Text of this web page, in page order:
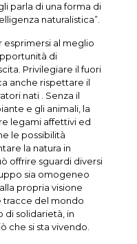
parla di una forma di
naturalistica”.
esprimersi al meglio
di
Privilegiare il fuori
anche rispettare il
nati . Senza il
e gli animali, la
legami affettivi ed
le possibilità
la natura in
offrire sguardi diversi
sia omogeneo
propria visione
tracce del mondo
di solidarietà, in
che si sta vivendo.